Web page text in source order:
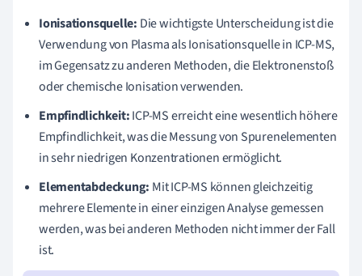
Ionisationsquelle: Die wichtigste Unterscheidung ist die
Verwendung von Plasma als Ionisationsquelle in ICP-MS,
im Gegensatz zu anderen Methoden, die Elektronenstoß
oder chemische Ionisation verwenden.
Empfindlichkeit:ICP-MS erreicht eine wesentlich höhere
Empfindlichkeit, was die Messung von Spurenelementen
in sehr niedrigen Konzentrationen ermöglicht.
Elementabdeckung: Mit ICP-MS können gleichzeitig
mehrere Elemente in einer einzigen Analyse gemessen
werden, was bei anderen Methoden nicht immer der Fall
ist.